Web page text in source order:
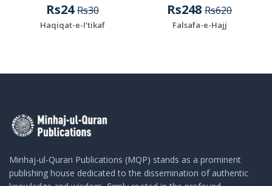
Rs24Rs30
Haqiqat-e-I‘tikaf
Rs248 Rs620
Falsafa-e-Hajj
Minhaj-ul-Quran Publications (MQP) stands as a prominent
publishing house dedicated to the dissemination of authentic